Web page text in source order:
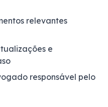
relevantes
e
responsável pelo